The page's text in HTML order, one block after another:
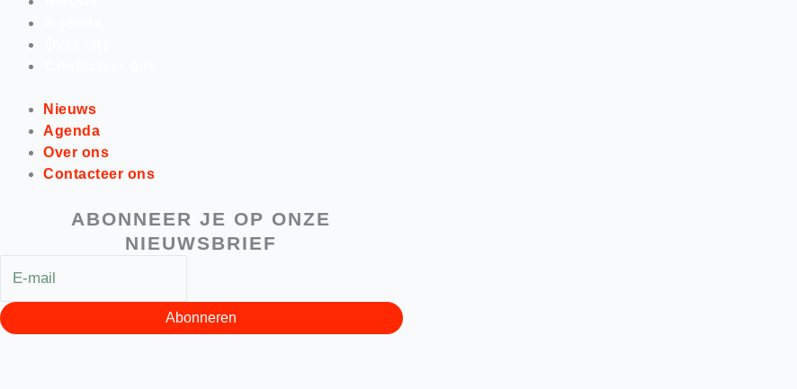
Nieuws
Agenda
Over ons
Contacteer ons
ABONNEER JE OP ONZE
NIEUWSBRIEF
Abonneren